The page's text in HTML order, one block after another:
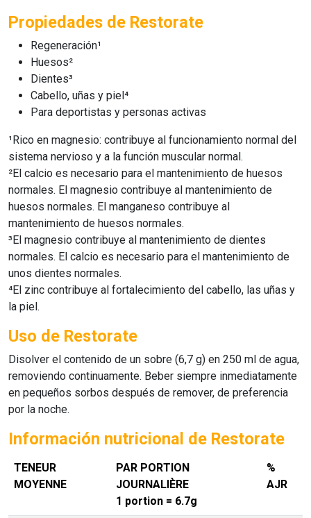
Propiedades de Restorate
Regeneración¹
Huesos²
Dientes³
Cabello, uñas y piel⁴
Para deportistas y personas activas
¹Rico en magnesio: contribuye al funcionamiento normal del
sistema nervioso y a la función muscular normal.
²El calcio es necesario para el mantenimiento de huesos
normales. El magnesio contribuye al mantenimiento de
huesos normales. El manganeso contribuye al
mantenimiento de huesos normales.
³El magnesio contribuye al mantenimiento de dientes
normales. El calcio es necesario para el mantenimiento de
unos dientes normales.
⁴El zinc contribuye al fortalecimiento del cabello, las uñas y
la piel.
Uso de Restorate
Disolver el contenido de un sobre (6,7 g) en 250 ml de agua,
removiendo continuamente. Beber siempre inmediatamente
en pequeños sorbos después de remover, de preferencia
por la noche.
Información nutricional de Restorate
TENEUR
MOYENNE
PAR PORTION
JOURNALIÈRE
1 portion = 6.7g
%
AJR